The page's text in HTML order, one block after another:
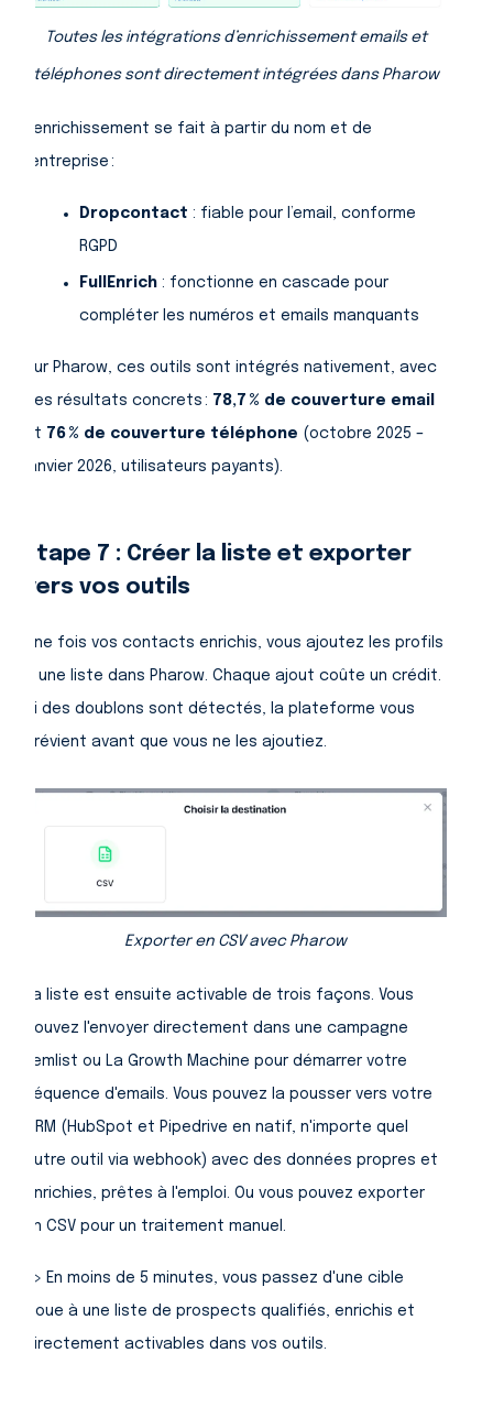
Toutes les intégrations d’enrichissement emails et
téléphones sont directement intégrées dans Pharow
L’enrichissement se fait à partir du nom et de
l’entreprise :
Dropcontact : fiable pour l’email, conforme
RGPD
FullEnrich : fonctionne en cascade pour
compléter les numéros et emails manquants
Sur Pharow, ces outils sont intégrés nativement, avec
des résultats concrets : 78,7 % de couverture email
et 76 % de couverture téléphone (octobre 2025 –
janvier 2026, utilisateurs payants).
Étape 7 : Créer la liste et exporter
vers vos outils
Une fois vos contacts enrichis, vous ajoutez les profils
à une liste dans Pharow. Chaque ajout coûte un crédit.
Si des doublons sont détectés, la plateforme vous
prévient avant que vous ne les ajoutiez.
Exporter en CSV avec Pharow
La liste est ensuite activable de trois façons. Vous
pouvez l'envoyer directement dans une campagne
Lemlist ou La Growth Machine pour démarrer votre
séquence d'emails. Vous pouvez la pousser vers votre
CRM (HubSpot et Pipedrive en natif, n'importe quel
autre outil via webhook) avec des données propres et
enrichies, prêtes à l'emploi. Ou vous pouvez exporter
un CSV pour un traitement manuel.
=> En moins de 5 minutes, vous passez d'une cible
floue à une liste de prospects qualifiés, enrichis et
directement activables dans vos outils.